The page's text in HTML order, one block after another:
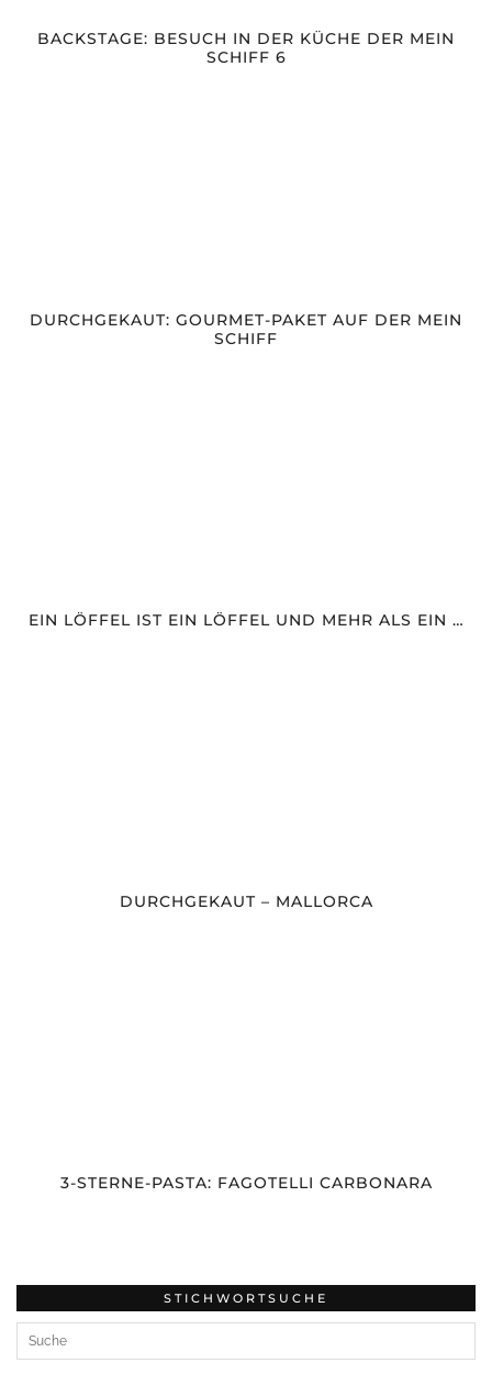
BACKSTAGE: BESUCH IN DER KÜCHE DER MEIN
SCHIFF 6
DURCHGEKAUT: GOURMET-PAKET AUF DER MEIN
SCHIFF
EIN LÖFFEL IST EIN LÖFFEL UND MEHR ALS EIN …
DURCHGEKAUT – MALLORCA
3-STERNE-PASTA: FAGOTELLI CARBONARA
STICHWORTSUCHE